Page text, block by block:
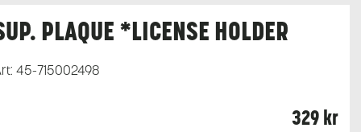
PLAQUE *LICENSE HOLDER
45-715002498
329kr